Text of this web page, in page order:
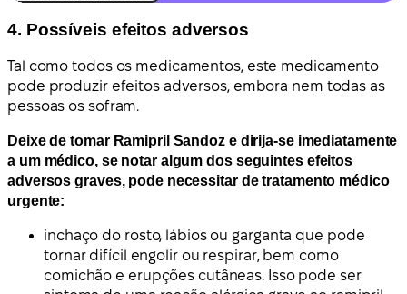
4. Possíveis efeitos adversos
Tal como todos os medicamentos, este medicamento
pode produzir efeitos adversos, embora nem todas as
pessoas os sofram.
Deixe de tomar Ramipril Sandoz e dirija-se imediatamente
a um médico, se notar algum dos seguintes efeitos
adversos graves, pode necessitar de tratamento médico
urgente:
inchaço do rosto, lábios ou garganta que pode
tornar difícil engolir ou respirar, bem como
comichão e erupções cutâneas. Isso pode ser